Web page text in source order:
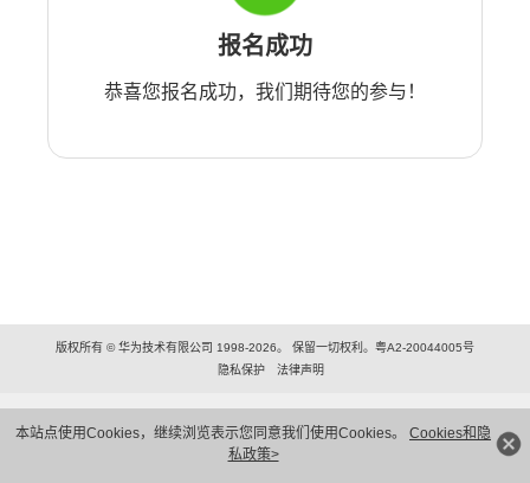
本站点使用Cookies，继续浏览表示您同意我们使用Cookies。 Cookies和隐
私政策>
报名成功
恭喜您报名成功，我们期待您的参与！
版权所有 © 华为技术有限公司 1998-2026。 保留一切权利。粤A2-20044005号
隐私保护
法律声明